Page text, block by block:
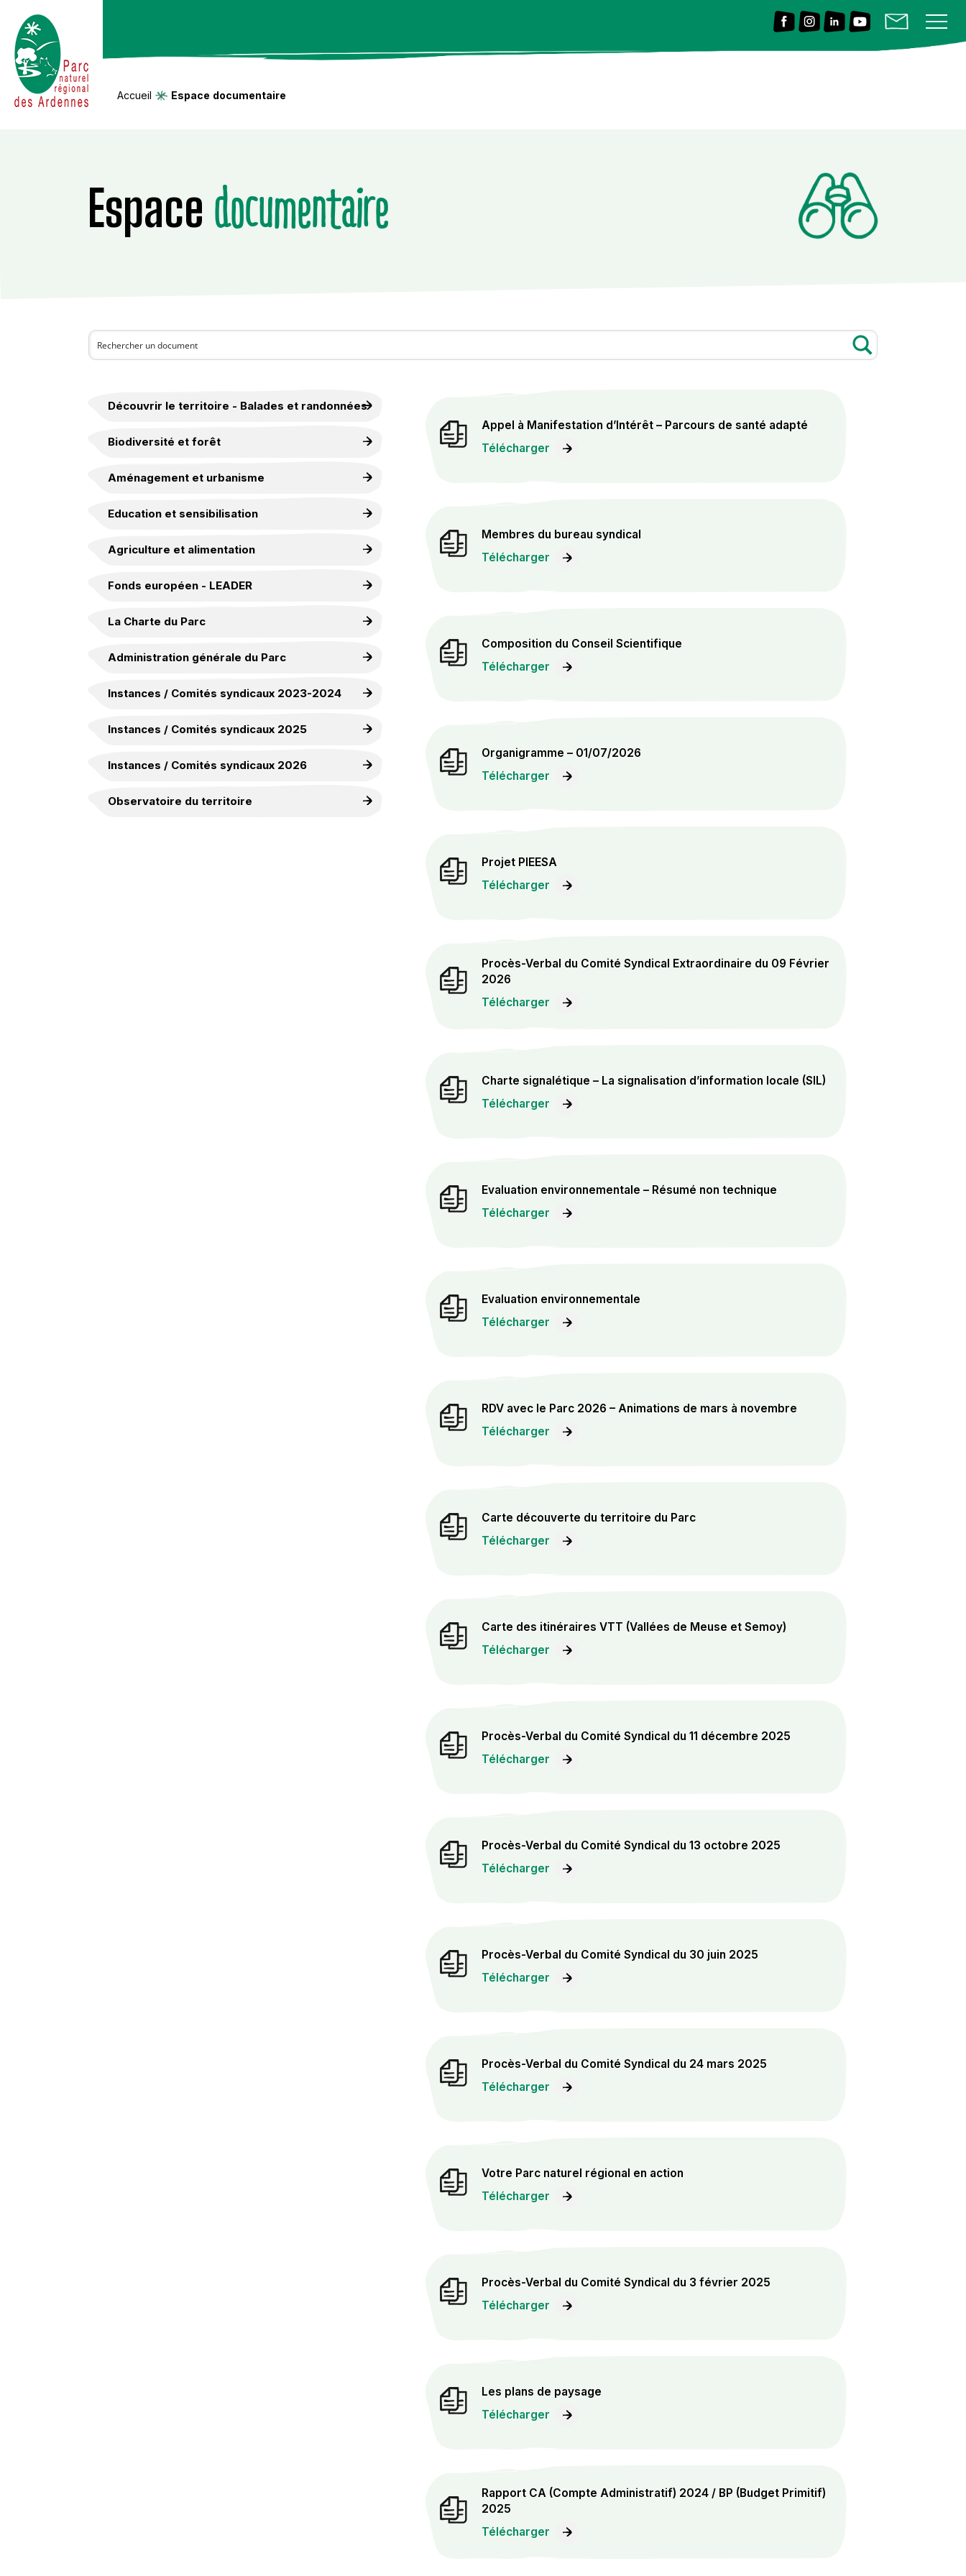
Accueil Espace documentaire
Espace documentaire
Découvrir le territoire - Balades et randonnées
Biodiversité et forêt
Aménagement et urbanisme
Education et sensibilisation
Agriculture et alimentation
Fonds européen - LEADER
La Charte du Parc
Administration générale du Parc
Instances / Comités syndicaux 2023-2024
Instances / Comités syndicaux 2025
Instances / Comités syndicaux 2026
Observatoire du territoire
Appel à Manifestation d’Intérêt – Parcours de santé adapté
Télécharger
Membres du bureau syndical
Télécharger
Composition du Conseil Scientifique
Télécharger
Organigramme – 01/07/2026
Télécharger
Projet PIEESA
Télécharger
Procès-Verbal du Comité Syndical Extraordinaire du 09 Février
2026
Télécharger
Charte signalétique – La signalisation d’information locale (SIL)
Télécharger
Evaluation environnementale – Résumé non technique
Télécharger
Evaluation environnementale
Télécharger
RDV avec le Parc 2026 – Animations de mars à novembre
Télécharger
Carte découverte du territoire du Parc
Télécharger
Carte des itinéraires VTT (Vallées de Meuse et Semoy)
Télécharger
Procès-Verbal du Comité Syndical du 11 décembre 2025
Télécharger
Procès-Verbal du Comité Syndical du 13 octobre 2025
Télécharger
Procès-Verbal du Comité Syndical du 30 juin 2025
Télécharger
Procès-Verbal du Comité Syndical du 24 mars 2025
Télécharger
Votre Parc naturel régional en action
Télécharger
Procès-Verbal du Comité Syndical du 3 février 2025
Télécharger
Les plans de paysage
Télécharger
Rapport CA (Compte Administratif) 2024 / BP (Budget Primitif)
2025
Télécharger